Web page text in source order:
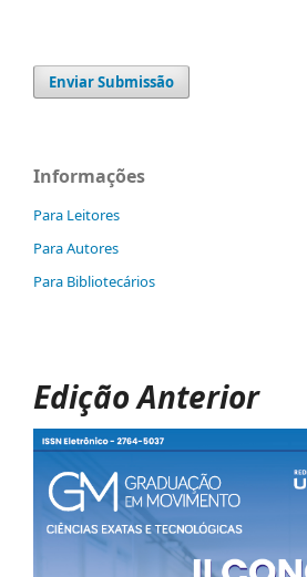
Enviar Submissão
Informações
Para Leitores
Para Autores
Para Bibliotecários
Edição Anterior